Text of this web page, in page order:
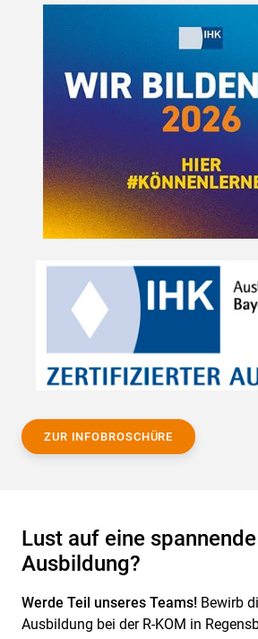
ZUR INFOBROSCHÜRE
Lust auf eine spannende
Ausbildung?
Werde Teil unseres Teams! Bewirb
Ausbildung bei der R-KOM in